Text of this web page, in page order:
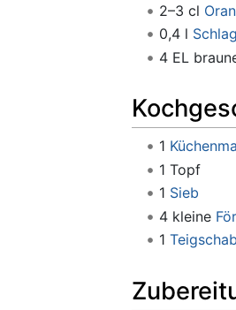
2–3 cl
0,4 l
4 EL
1
1 Topf
1 Sieb
4 kleine
1